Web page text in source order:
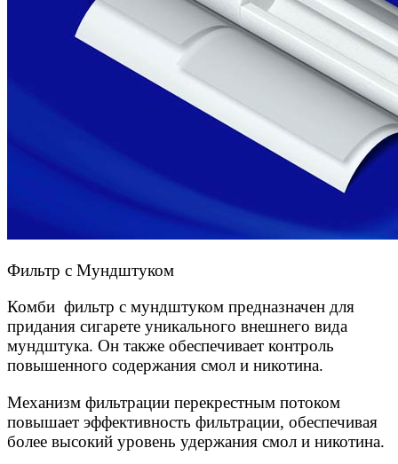
Фильтр с Мундштуком
Комби фильтр с мундштуком предназначен для
придания сигарете уникального внешнего вида
мундштука. Он также обеспечивает контроль
повышенного содержания смол и никотина.
Механизм фильтрации перекрестным потоком
повышает эффективность фильтрации, обеспечивая
более высокий уровень удержания смол и никотина.